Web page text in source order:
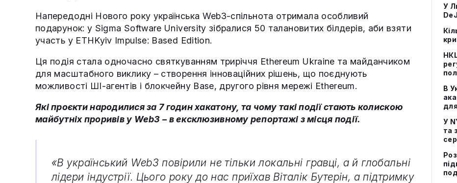
У
В
У
та
Напередодні Нового року українська Web3-спільнота отримала особливий
подарунок: у Sigma Software University зібралися 50 талановитих білдерів, аби взяти
участь у ETHKyiv Impulse: Based Edition.
Ця подія стала одночасно святкуванням триріччя Ethereum Ukraine та майданчиком
для масштабного виклику – створення інноваційних рішень, що поєднують
можливості ШІ-агентів і блокчейну Base, другого рівня мережі Ethereum.
Які проєкти народилися за 7 годин хакатону, та чому такі події стають колискою
майбутніх проривів у Web3 – в ексклюзивному репортажі з місця події.
«В український Web3 повірили не тільки локальні гравці, а й глобальні
лідери індустрії. Цього року до нас приїхав Віталік Бутерін, а підтримку